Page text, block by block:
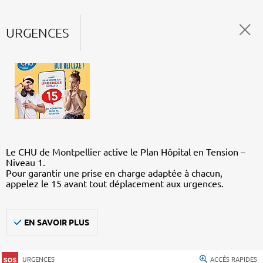
URGENCES
Le CHU de Montpellier active le Plan Hôpital en Tension –
Niveau 1.
Pour garantir une prise en charge adaptée à chacun,
appelez le 15 avant tout déplacement aux urgences.
EN SAVOIR PLUS
URGENCES ACCÈS RAPIDES